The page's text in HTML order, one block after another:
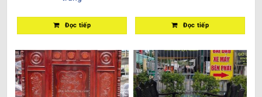
Đọc tiếp Đọc tiếp